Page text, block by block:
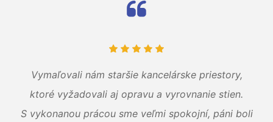
Vymaľovali nám staršie kancelárske priestory,
ktoré vyžadovali aj opravu a vyrovnanie stien.
S vykonanou prácou sme veľmi spokojní, páni boli